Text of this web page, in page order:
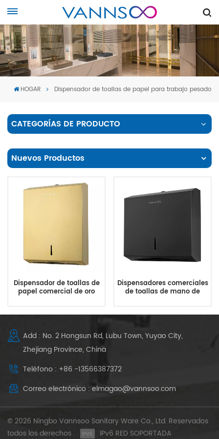
HOGAR Dispensador de toallas de papel para trabajo pesado
CATEGORÍAS DE PRODUCTO
Nuevos Productos
Dispensador de toallas de
papel comercial de oro
Dispensadores comerciales
de toallas de mano de
Add : No. 2 Hongsun Rd, Lubu Town, Yuyao City,
Zhejiang Province, China
Teléfono : +86 -13566387372
Correo electrónico : elmagao@vannsoo.com
© 2026 Ningbo Vannsoo Sanitary Ware Co., Ltd. Reservados
todos los derechos .
IPv6 RED SOPORTADA